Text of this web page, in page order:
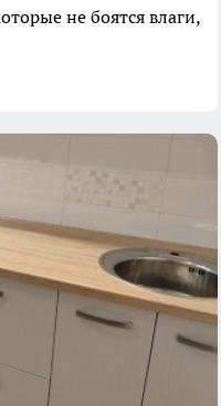
не боятся влаги,